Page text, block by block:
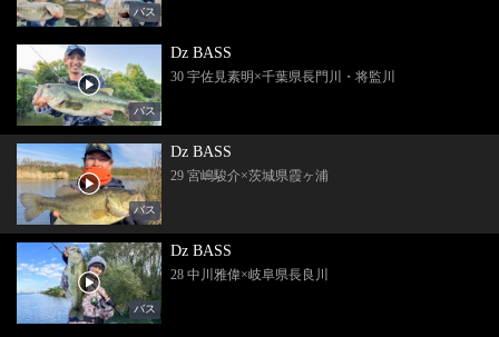
バス
バス
Dz BASS
30 宇佐見素明×千葉県長門川・将監川
バス
Dz BASS
29 宮嶋駿介×茨城県霞ヶ浦
バス
Dz BASS
28 中川雅偉×岐阜県長良川